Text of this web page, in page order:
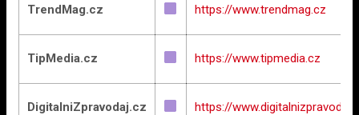
TrendMag.cz https://www.trendmag.cz
TipMedia.cz https://www.tipmedia.cz
DigitalniZpravodaj.cz https://